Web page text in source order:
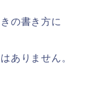
の書き方に
ありません。